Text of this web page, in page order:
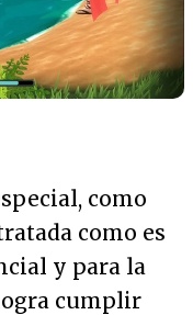
como
como es
y para la
cumplir